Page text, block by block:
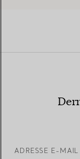
ADRESSE E-MAIL